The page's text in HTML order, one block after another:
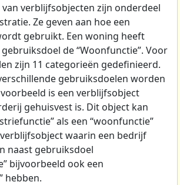
verblijfsobjecten zijn onderdeel
Ze geven aan hoe een
gebruikt. Een woning heeft
de “Woonfunctie”. Voor
zijn 11 categorieën gedefinieerd.
gebruiksdoelen worden
is een verblijfsobject
gehuisvest is. Dit object kan
als een “woonfunctie”
waarin een bedrijf
naast gebruiksdoel
bijvoorbeeld ook een
hebben.